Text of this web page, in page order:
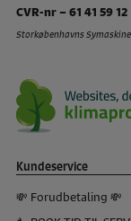
CVR-nr – 61 41 59 12
Storkøbenhavns
Kundeservice
💸 Forudbetaling 💸